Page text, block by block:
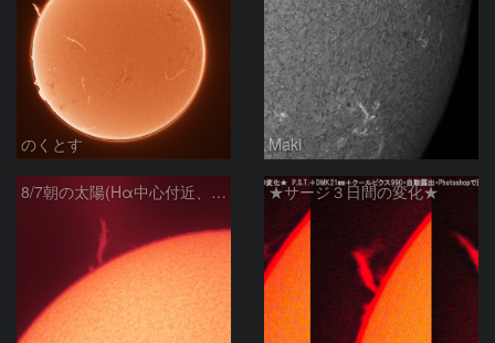
のくとす Maki
8/7朝の太陽(Hα中心付近、プロミネンス) ★サージ３日間の変化★